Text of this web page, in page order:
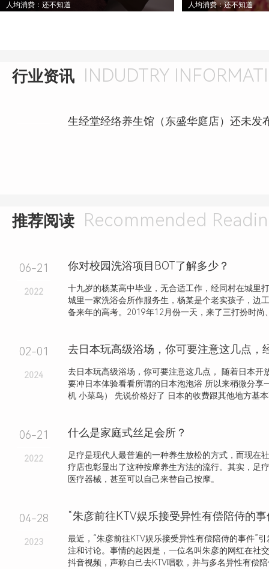
人均消费：还不知道
人均消费：还不知道
行业资讯 INDUDTRY
推荐阅读 Recommended
06-21
2022
你对校园洗浴项目BOT了解多少？
十九岁的杨某高中毕业，无合适工作，经同村在城里
城里一家洗浴会所作服务生，杨某是个老实孩子，边
备来年的高考。2019年12月份一天，来了三打扮时尚
02-01
2024
去日本玩高级浴场，你可要注意这几点，
去日本玩高级浴场，你可要注意这几点， 随着日本开
要冲日本体验看看所谓的日本泡泡浴 所以来稍微分享
机 小菜鸟） 先说价格好了 日本的收费跟其他地方基本
06-21
2022
什么是家庭式丝足会所？
足疗是现代人最普遍的一种养生放松的方式，而现在
疗店也彰显出了这种按摩养生方法的流行。其实，足
医疗器械，甚至可以自己来替自己按摩。
04-28
2023
“朱彦前往KTV娱乐接受异性有偿陪侍的
最近，“朱彦前往KTV娱乐接受异性有偿陪侍的事件”
注和讨论。事情的起因是，一位名叫朱彦的网红在社
抖音视频，声称自己去KTV唱歌，并与多名异性有偿陪